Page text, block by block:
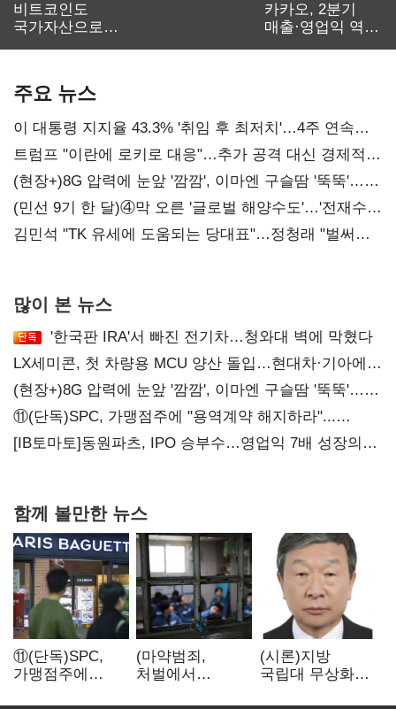
비트코인도
국가자산으로…'
카카오, 2분기
매출·영업익 역대
주요 뉴스
이 대통령 지지율 43.3% '취임 후 최저치'…4주 연속
'하락'
트럼프 "이란에 로키로 대응"…추가 공격 대신 경제적
압박 시사
(현장+)8G 압력에 눈앞 '깜깜', 이마엔 구슬땀 '뚝뚝'…
화려한 에어쇼 뒤 땀방울
(민선 9기 한 달)④막 오른 '글로벌 해양수도'…'전재수
리더십' 시험대
김민석 "TK 유세에 도움되는 당대표"…정청래 "벌써
많이 본 뉴스
'한국판 IRA'서 빠진 전기차…청와대 벽에 막혔다
LX세미콘, 첫 차량용 MCU 양산 돌입…현대차·기아에
공급
(현장+)8G 압력에 눈앞 '깜깜', 이마엔 구슬땀 '뚝뚝'…
화려한 에어쇼 뒤 땀방울
⑪(단독)SPC, 가맹점주에 "용역계약 해지하라"...
내팽개친 '사회적합의'
[IB토마토]동원파츠, IPO 승부수…영업익 7배 성장의
함께 볼만한 뉴스
⑪(단독)SPC,
가맹점주에
(마약범죄,
처벌에서
(시론)지방
국립대 무상화와